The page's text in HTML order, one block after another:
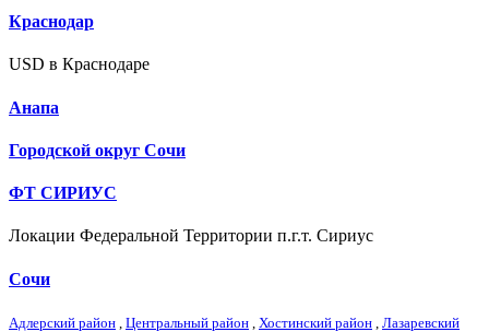
Краснодар
USD в Краснодаре
Анапа
Городской округ Сочи
ФТ СИРИУС
Локации Федеральной Территории п.г.т. Сириус
Сочи
Адлерский район Центральный район Хостинский район Лазаревский